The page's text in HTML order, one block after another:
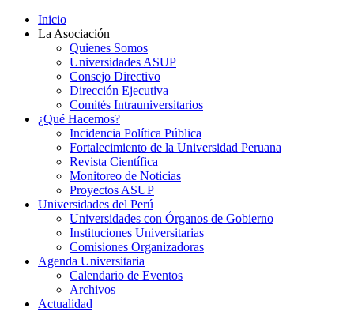
Inicio
La Asociación
Quienes Somos
Universidades ASUP
Consejo Directivo
Dirección Ejecutiva
Comités Intrauniversitarios
¿Qué Hacemos?
Incidencia Política Pública
Fortalecimiento de la Universidad Peruana
Revista Científica
Monitoreo de Noticias
Proyectos ASUP
Universidades del Perú
Universidades con Órganos de Gobierno
Instituciones Universitarias
Comisiones Organizadoras
Agenda Universitaria
Calendario de Eventos
Archivos
Actualidad